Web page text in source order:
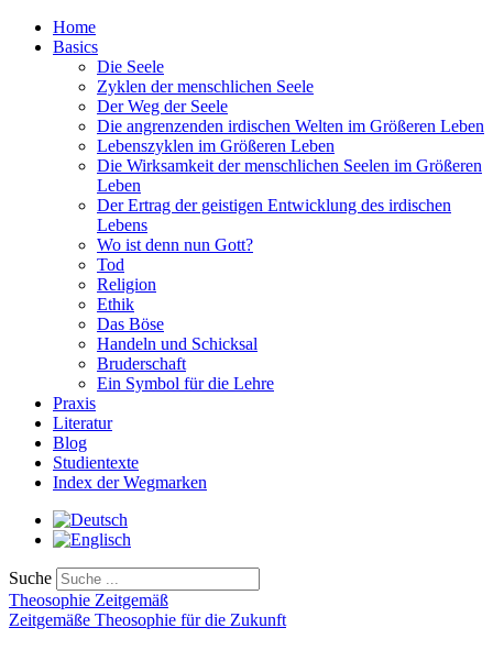
Home
Basics
Die Seele
Zyklen der menschlichen Seele
Der Weg der Seele
Die angrenzenden irdischen Welten im Größeren Leben
Lebenszyklen im Größeren Leben
Die Wirksamkeit der menschlichen Seelen im Größeren
Leben
Der Ertrag der geistigen Entwicklung des irdischen
Lebens
Wo ist denn nun Gott?
Tod
Religion
Ethik
Das Böse
Handeln und Schicksal
Bruderschaft
Ein Symbol für die Lehre
Praxis
Literatur
Blog
Studientexte
Index der Wegmarken
Suche
Theosophie Zeitgemäß
Zeitgemäße Theosophie für die Zukunft